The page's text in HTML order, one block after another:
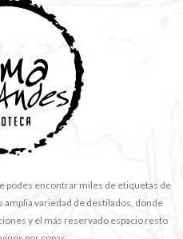
podes encontrar miles de etiquetas de
amplia variedad de destilados, donde
y el más reservado espacio resto